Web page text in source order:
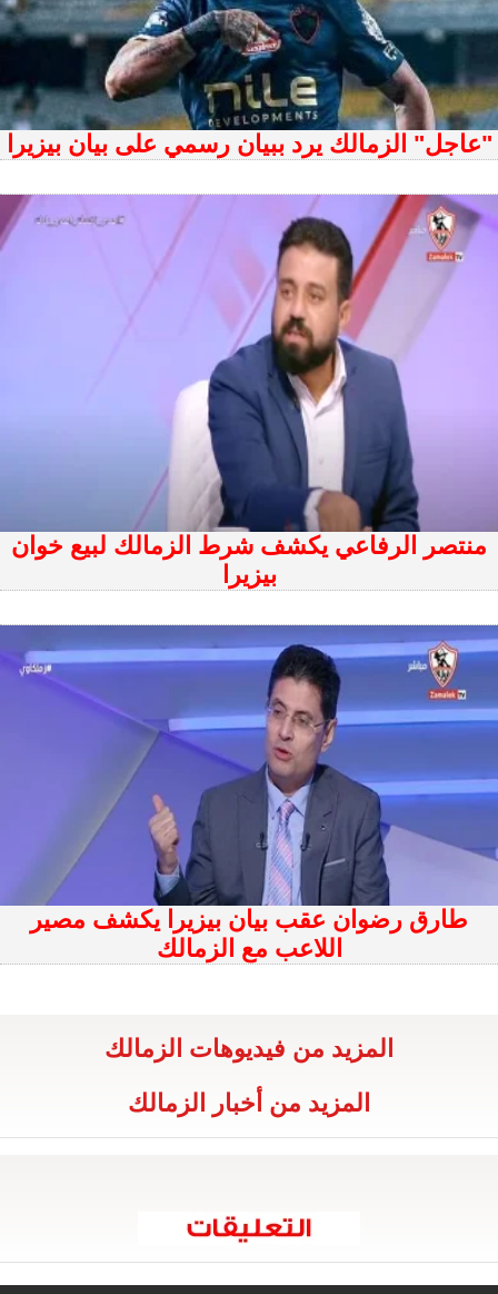
"عاجل" الزمالك يرد ببيان رسمي على بيان بيزيرا
منتصر الرفاعي يكشف شرط الزمالك لبيع خوان
بيزيرا
طارق رضوان عقب بيان بيزيرا يكشف مصير
اللاعب مع الزمالك
المزيد من فيديوهات الزمالك
المزيد من أخبار الزمالك